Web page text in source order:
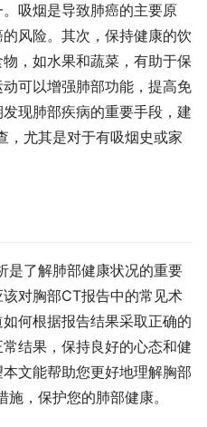
吸烟是导致肺癌的主要原
风险。其次，保持健康的饮
，如水果和蔬菜，有助于保
可以增强肺部功能，提高免
现肺部疾病的重要手段，建
，尤其是对于有吸烟史或家
是了解肺部健康状况的重要
对胸部CT报告中的常见术
何根据报告结果采取正确的
结果，保持良好的心态和健
文能帮助您更好地理解胸部
，保护您的肺部健康。